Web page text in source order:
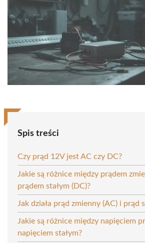
Spis treści
Czy prąd 12V jest AC czy DC?
Jakie są różnice między prądem
prądem stałym (DC)?
Jak działa prąd zmienny (AC) i prąd
Jakie są różnice między napięciem
napięciem stałym?